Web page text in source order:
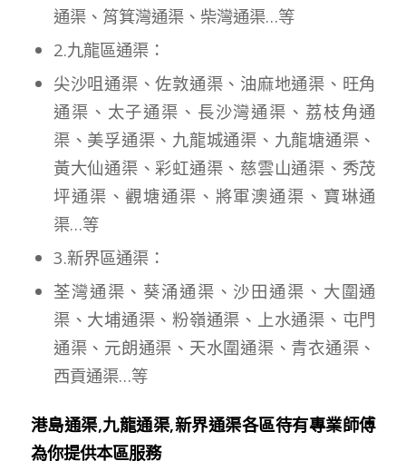
通渠、筲箕灣通渠、柴灣通渠…等
2.九龍區通渠：
尖沙咀通渠、佐敦通渠、油麻地通渠、旺角
通渠、太子通渠、長沙灣通渠、荔枝角通
渠、美孚通渠、九龍城通渠、九龍塘通渠、
黃大仙通渠、彩虹通渠、慈雲山通渠、秀茂
坪通渠、觀塘通渠、將軍澳通渠、寶琳通
渠…等
3.新界區通渠：
荃灣通渠、葵涌通渠、沙田通渠、大圍通
渠、大埔通渠、粉嶺通渠、上水通渠、屯門
通渠、元朗通渠、天水圍通渠、青衣通渠、
西貢通渠…等
港島通渠,九龍通渠,新界通渠各區待有專業師傅
為你提供本區服務